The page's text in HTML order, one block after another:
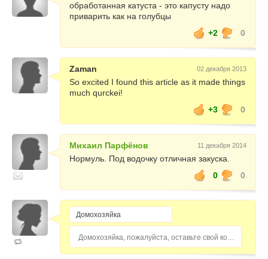
обработанная катуста - это капусту надо
приварить как на голубцы
+2
0
Zaman 02 декабря 2013
So excited I found this article as it made things
much qurckei!
+3
0
Михаил Парфёнов 11 декабря 2014
Нормуль. Под водочку отличная закуска.
0
0
Домохозяйка, пожалуйста, оставьте свой комментарий...